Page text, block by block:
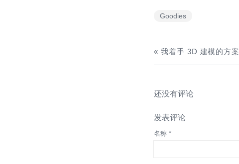
Goodies
我着手 3D 建模的方案
还没有评论
发表评论
名称 *